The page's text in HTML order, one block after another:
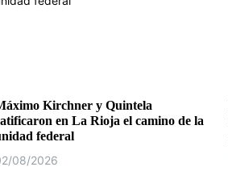
Kirchner y Quintela
en La Rioja el camino de la
federal
08/2026